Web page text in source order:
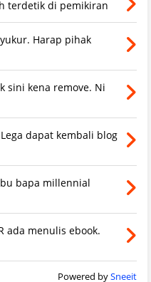
terdetik di pemikiran
Harap pihak
sini kena remove. Ni
dapat kembali blog
bapa millennial
ada menulis ebook.
Powered bySneeit